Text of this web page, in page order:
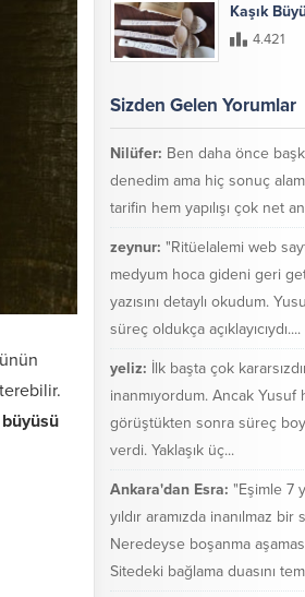
Kaşık
4.421
Sizden Gelen Yorumlar
Nilüfer: Ben daha önce
denedim ama hiç sonuç
tarifin hem yapılışı çok net
zeynur: "Ritüelalemi web
medyum hoca gideni geri
yazısını detaylı okudum.
süreç oldukça açıklayıcıydı....
yeliz: İlk başta çok
inanmıyordum. Ancak Yusuf
görüştükten sonra süreç
verdi. Yaklaşık üç...
Ankara'dan Esra: "Eşimle 7
yıldır aramızda inanılmaz bir
Neredeyse boşanma
Sitedeki bağlama duasını